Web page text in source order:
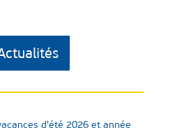
d'été 2026 et année